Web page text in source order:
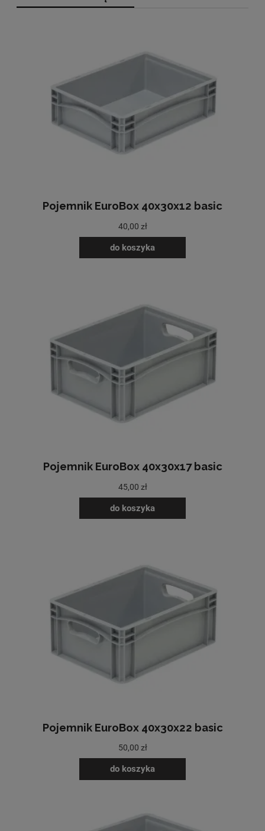
Pojemnik EuroBox 40x30x12 basic
40,00 zł
do koszyka
Pojemnik EuroBox 40x30x17 basic
45,00 zł
do koszyka
Pojemnik EuroBox 40x30x22 basic
50,00 zł
do koszyka